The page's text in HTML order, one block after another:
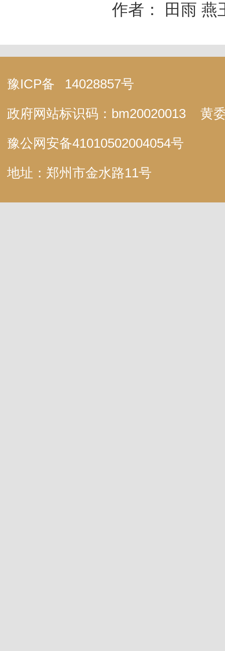
作者： 田雨
豫ICP备
14028857号
政府网站标识码：bm20020013
黄
豫公网安备41010502004054号
地址：郑州市金水路11号